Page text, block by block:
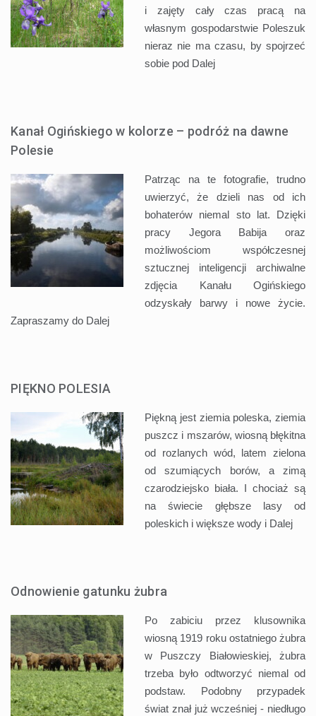
i zajęty cały czas pracą na
własnym gospodarstwie Poleszuk
nieraz nie ma czasu, by spojrzeć
sobie pod Dalej
Kanał Ogińskiego w kolorze – podróż na dawne
Polesie
Patrząc na te fotografie, trudno
uwierzyć, że dzieli nas od ich
bohaterów niemal sto lat. Dzięki
pracy Jegora Babija oraz
możliwościom współczesnej
sztucznej inteligencji archiwalne
zdjęcia Kanału Ogińskiego
odzyskały barwy i nowe życie.
Zapraszamy do Dalej
PIĘKNO POLESIA
Piękną jest ziemia poleska, ziemia
puszcz i mszarów, wiosną błękitna
od rozlanych wód, latem zielona
od szumiących borów, a zimą
czarodziejsko biała. I chociaż są
na świecie głębsze lasy od
poleskich i większe wody i Dalej
Odnowienie gatunku żubra
Po zabiciu przez klusownika
wiosną 1919 roku ostatniego żubra
w Puszczy Białowieskiej, żubra
trzeba było odtworzyć niemal od
podstaw. Podobny przypadek
świat znał już wcześniej - niedługo